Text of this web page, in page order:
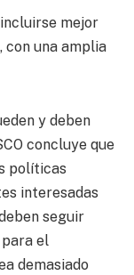
mejor
con una amplia
y deben
concluye que
políticas
interesadas
seguir
el
demasiado